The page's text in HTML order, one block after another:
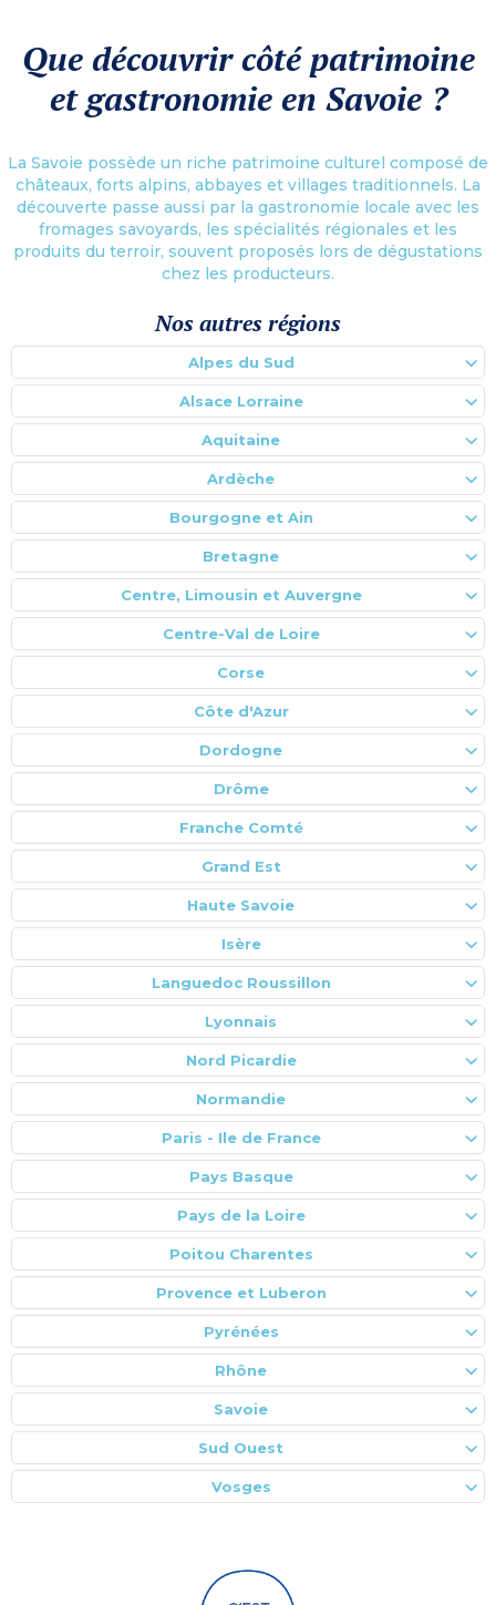
Que découvrir côté patrimoine
et gastronomie en Savoie ?
La Savoie possède un riche patrimoine culturel composé de
châteaux, forts alpins, abbayes et villages traditionnels. La
découverte passe aussi par la gastronomie locale avec les
fromages savoyards, les spécialités régionales et les
produits du terroir, souvent proposés lors de dégustations
chez les producteurs.
Nos autres régions
Alpes du Sud
Alsace Lorraine
Aquitaine
Ardèche
Bourgogne et Ain
Bretagne
Centre, Limousin et Auvergne
Centre-Val de Loire
Corse
Côte d'Azur
Dordogne
Drôme
Franche Comté
Grand Est
Haute Savoie
Isère
Languedoc Roussillon
Lyonnais
Nord Picardie
Normandie
Paris - Ile de France
Pays Basque
Pays de la Loire
Poitou Charentes
Provence et Luberon
Pyrénées
Rhône
Savoie
Sud Ouest
Vosges